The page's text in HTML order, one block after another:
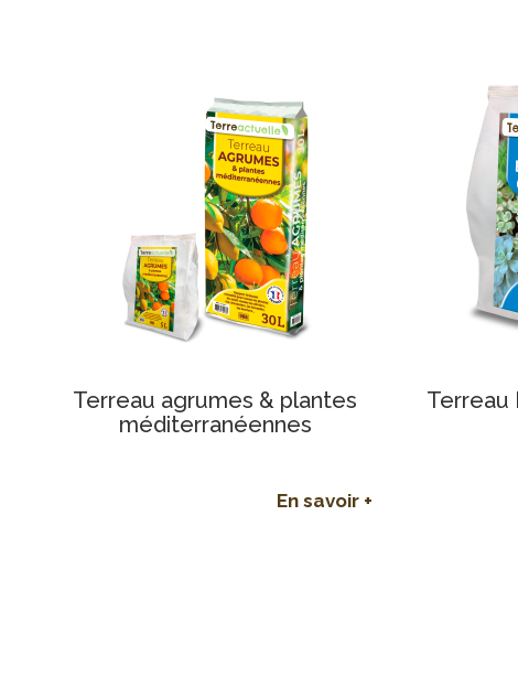
Terreau agrumes & plantes
méditerranéennes
En savoir +
Terreau